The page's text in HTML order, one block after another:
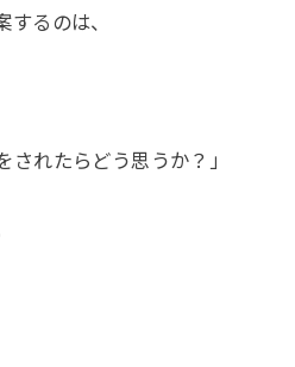
するのは、
されたらどう思うか？」